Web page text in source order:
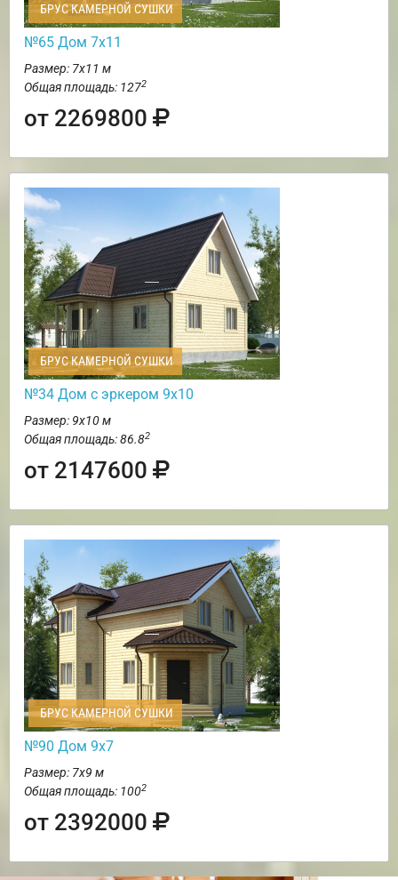
БРУС КАМЕРНОЙ СУШКИ
№65 Дом 7х11
Размер: 7х11 м
Общая площадь: 1272
от 2269800
БРУС КАМЕРНОЙ СУШКИ
№34 Дом с эркером 9х10
Размер: 9х10 м
Общая площадь: 86.82
от 2147600
БРУС КАМЕРНОЙ СУШКИ
№90 Дом 9х7
Размер: 7х9 м
Общая площадь: 1002
от 2392000